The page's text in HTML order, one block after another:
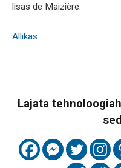
lisas de Maizière.
Allikas
Lajata